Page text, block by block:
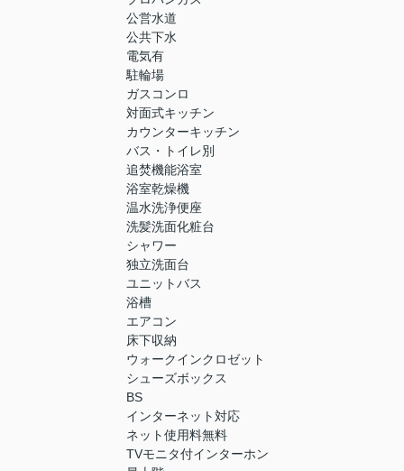
公営水道
公共下水
電気有
駐輪場
ガスコンロ
対面式キッチン
カウンターキッチン
バス・トイレ別
追焚機能浴室
浴室乾燥機
温水洗浄便座
洗髪洗面化粧台
シャワー
独立洗面台
ユニットバス
浴槽
エアコン
床下収納
ウォークインクロゼット
シューズボックス
BS
インターネット対応
ネット使用料無料
TVモニタ付インターホン